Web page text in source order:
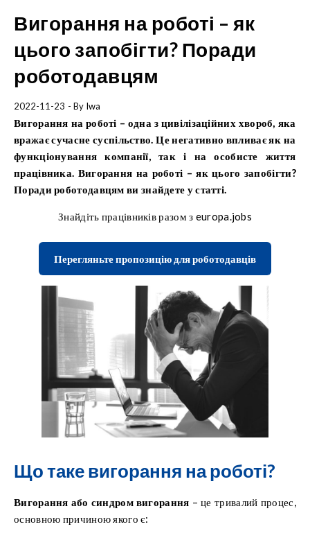
Вигорання на роботі – як
цього запобігти? Поради
роботодавцям
2022-11-23 - By Iwa
Вигорання на роботі – одна з цивілізаційних хвороб, яка
вражає сучасне суспільство. Це негативно впливає як на
функціонування компанії, так і на особисте життя
працівника. Вигорання на роботі – як цього запобігти?
Поради роботодавцям ви знайдете у статті.
Знайдіть працівників разом з europa.jobs
Перегляньте пропозицію для роботодавців
Що таке вигорання на роботі?
Вигорання або синдром вигорання – це тривалий процес,
основною причиною якого є: